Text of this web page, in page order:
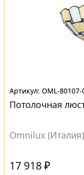
OML-80107-
Потолочная
Omnilux (Италия)
17 918 ₽